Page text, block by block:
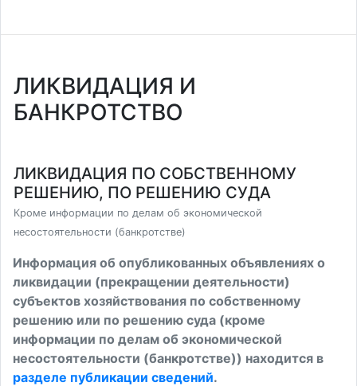
ЛИКВИДАЦИЯ И
БАНКРОТСТВО
ЛИКВИДАЦИЯ ПО СОБСТВЕННОМУ
РЕШЕНИЮ, ПО РЕШЕНИЮ СУДА
Кроме информации по делам об экономической
несостоятельности (банкротстве)
Информация об опубликованных объявлениях о
ликвидации (прекращении деятельности)
субъектов хозяйствования по собственному
решению или по решению суда (кроме
информации по делам об экономической
несостоятельности (банкротстве)) находится в
разделе публикации сведений.